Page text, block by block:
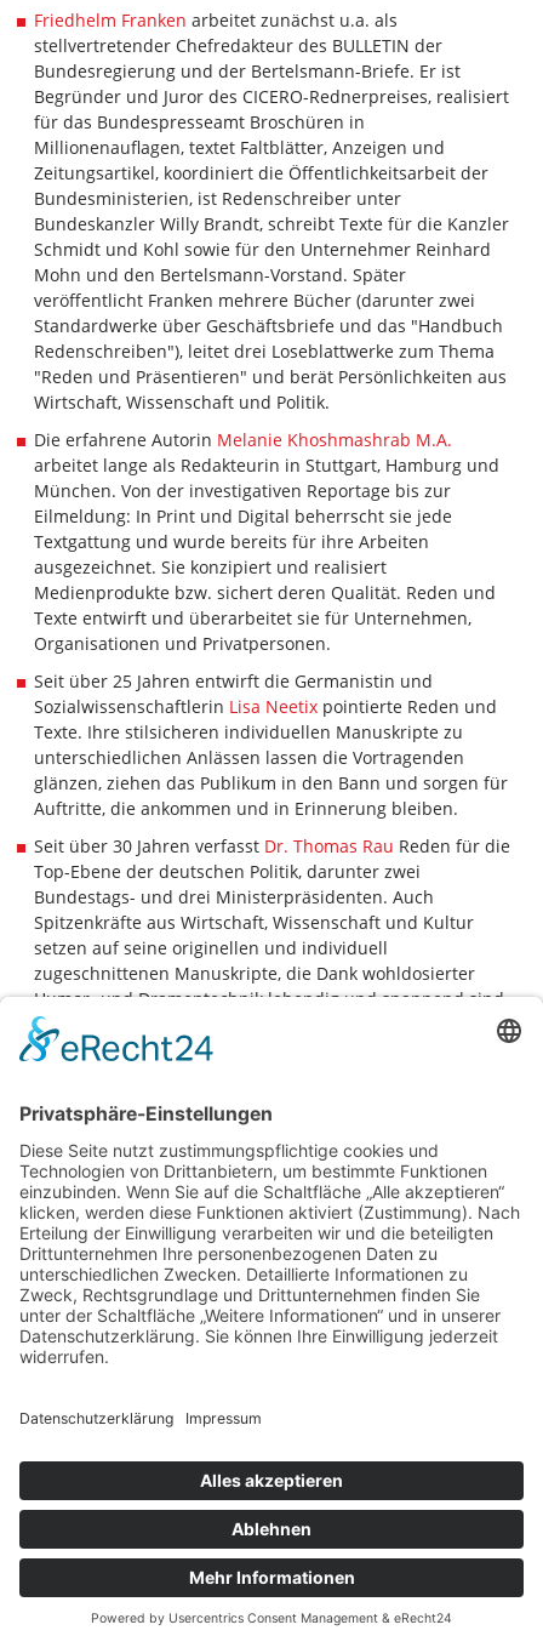
Friedhelm Franken arbeitet zunächst u.a. als
stellvertretender Chefredakteur des BULLETIN der
Bundesregierung und der Bertelsmann-Briefe. Er ist
Begründer und Juror des CICERO-Rednerpreises, realisiert
für das Bundespresseamt Broschüren in
Millionenauflagen, textet Faltblätter, Anzeigen und
Zeitungsartikel, koordiniert die Öffentlichkeitsarbeit der
Bundesministerien, ist Redenschreiber unter
Bundeskanzler Willy Brandt, schreibt Texte für die Kanzler
Schmidt und Kohl sowie für den Unternehmer Reinhard
Mohn und den Bertelsmann-Vorstand. Später
veröffentlicht Franken mehrere Bücher (darunter zwei
Standardwerke über Geschäftsbriefe und das "Handbuch
Redenschreiben"), leitet drei Loseblattwerke zum Thema
"Reden und Präsentieren" und berät Persönlichkeiten aus
Wirtschaft, Wissenschaft und Politik.
Die erfahrene Autorin Melanie Khoshmashrab M.A.
arbeitet lange als Redakteurin in Stuttgart, Hamburg und
München. Von der investigativen Reportage bis zur
Eilmeldung: In Print und Digital beherrscht sie jede
Textgattung und wurde bereits für ihre Arbeiten
ausgezeichnet. Sie konzipiert und realisiert
Medienprodukte bzw. sichert deren Qualität. Reden und
Texte entwirft und überarbeitet sie für Unternehmen,
Organisationen und Privatpersonen.
Seit über 25 Jahren entwirft die Germanistin und
Sozialwissenschaftlerin Lisa Neetix pointierte Reden und
Texte. Ihre stilsicheren individuellen Manuskripte zu
unterschiedlichen Anlässen lassen die Vortragenden
glänzen, ziehen das Publikum in den Bann und sorgen für
Auftritte, die ankommen und in Erinnerung bleiben.
Seit über 30 Jahren verfasst Dr. Thomas Rau Reden für die
Top-Ebene der deutschen Politik, darunter zwei
Bundestags- und drei Ministerpräsidenten. Auch
Spitzenkräfte aus Wirtschaft, Wissenschaft und Kultur
setzen auf seine originellen und individuell
zugeschnittenen Manuskripte, die Dank wohldosierter
Humor- und Dramentechnik lebendig und spannend sind.
Hierfür greift er auf praktische Erfahrung als Theaterautor
und -regisseur zurück.
unterstütztGeorg Wagner M.A.
Auftraggeber bei zahlreichen Reden und Texten zu
unterschiedlichen Anlässen - von der launigen Dinner
Speech bis zur themenschweren Haushaltsrede. Dabei
nutzt er praxiserprobte Techniken, um Impulse zu setzen
und um die öffentliche Meinung zu beeinflussen.
Haben wir Ihr Interesse geweckt?
Um einAngebot
Online-Formular
Kontakt zu uns auf.
Datenschutz Vertrags-Widerruf
Sitemap
Cookie-Einstellungen